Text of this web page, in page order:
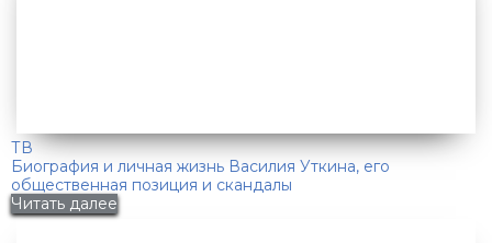
ТВ
Биография и личная жизнь Василия Уткина, его
общественная позиция и скандалы
Читать далее